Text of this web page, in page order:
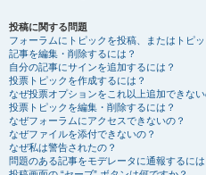
投稿に関する問題
フォーラムにトピックを投稿、またはトピ
記事を編集・削除するには？
自分の記事にサインを追加するには？
投票トピックを作成するには？
なぜ投票オプションをこれ以上追加できない
投票トピックを編集・削除するには？
なぜフォーラムにアクセスできないの？
なぜファイルを添付できないの？
なぜ私は警告されたの？
問題のある記事をモデレータに通報するには